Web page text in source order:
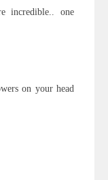
incredible.. one
on your head